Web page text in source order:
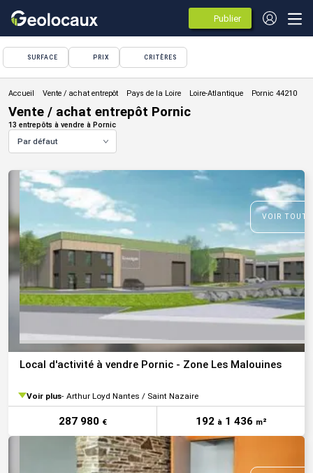
Publier
des
annonces
SURFACE PRIX CRITÈRES
Vente / achat entrepôt
Vente / achat entrepôt Pornic
13 entrepôts à vendre à Pornic
Par défaut
VOIR
Local d'activité à vendre Pornic - Zone Les Malouines
Voir plus Arthur Loyd Nantes / Saint Nazaire
287 980 € 192 à1 436 m²